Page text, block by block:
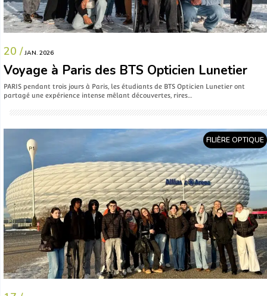
20 / JAN. 2026
Voyage à Paris des BTS Opticien Lunetier
PARIS pendant trois jours à Paris, les étudiants de BTS Opticien Lunetier ont
partagé une expérience intense mêlant découvertes, rires…
FILIÈRE OPTIQUE